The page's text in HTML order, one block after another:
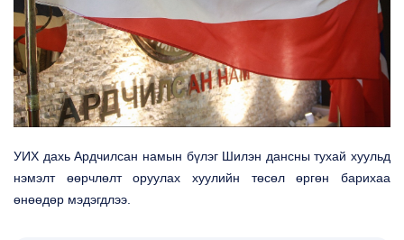
УИХ дахь Ардчилсан намын бүлэг Шилэн дансны тухай хуульд
нэмэлт өөрчлөлт оруулах хуулийн төсөл өргөн барихаа
өнөөдөр мэдэгдлээ.